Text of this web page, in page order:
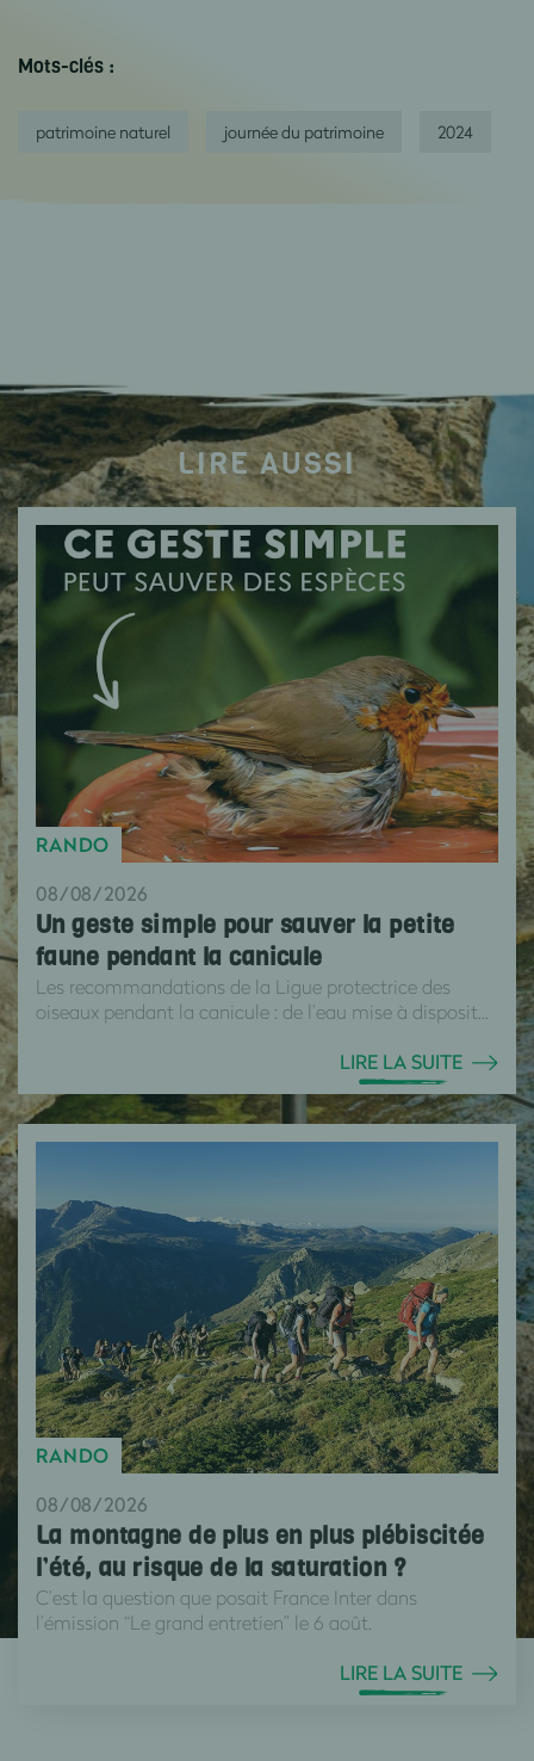
Mots-clés :
patrimoine naturel journée du patrimoine 2024
LIRE AUSSI
RANDO
08/08/2026
Un geste simple pour sauver la petite
faune pendant la canicule
Les recommandations de la Ligue protectrice des
oiseaux pendant la canicule : de l’eau mise à disposit...
LIRE LA SUITE
RANDO
08/08/2026
La montagne de plus en plus plébiscitée
l’été, au risque de la saturation ?
C’est la question que posait France Inter dans
l’émission “Le grand entretien” le 6 août.
LIRE LA SUITE